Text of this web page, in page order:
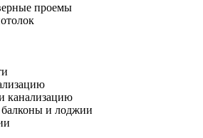
проемы
канализацию
и лоджии